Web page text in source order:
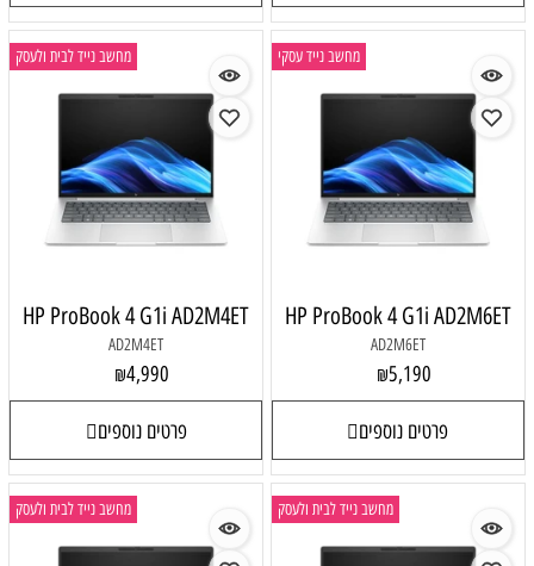
מחשב נייד עסקי
HP ProBook 4 G1i AD2M6ET
AD2M6ET
₪5,190
פרטים נוספים
מחשב נייד לבית ולעסק
HP ProBook 4 G1i AD2M4ET
AD2M4ET
₪4,990
פרטים נוספים
מחשב נייד לבית ולעסק מחשב נייד לבית ולעסק